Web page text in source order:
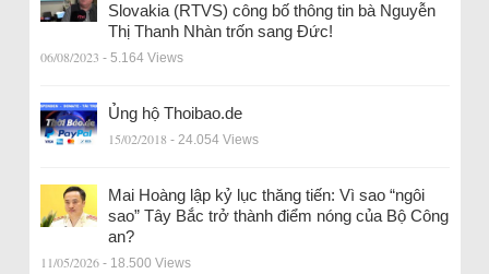
Slovakia (RTVS) công bố thông tin bà Nguyễn
Thị Thanh Nhàn trốn sang Đức!
06/08/2023 - 5.164 Views
Ủng hộ Thoibao.de
15/02/2018 - 24.054 Views
Mai Hoàng lập kỷ lục thăng tiến: Vì sao “ngôi
sao” Tây Bắc trở thành điểm nóng của Bộ Công
an?
11/05/2026 - 18.500 Views